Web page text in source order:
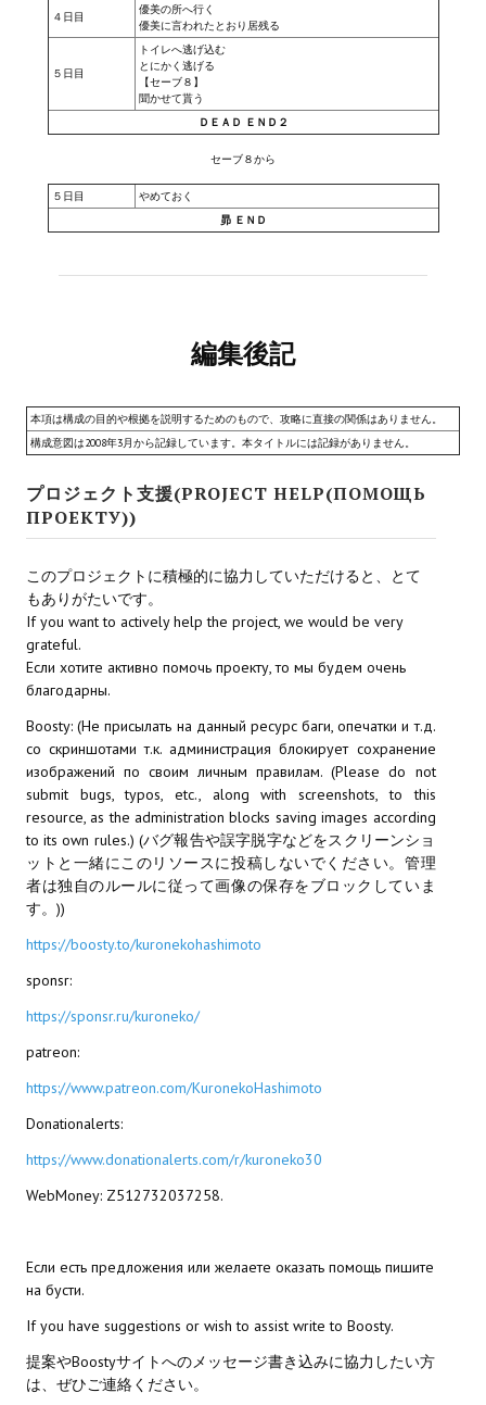
Mass Effect Andromeda
Neverwinter Nights 1
Sims 4
Star Wars Knights of the Old Republic 2
Ведьмак 1
Ведьмак 3
ЦИФРОВЫЕ КОМИКСЫ
EURO comics
Manga List
ЧС
WALKTHROUGH VN
PC 18+
PC 12-17
PC Otome VN
PS3 VN
PS2 VN
Saturn VN
HD REMASTERS (FAN EDITION) (HDリマスター（ファン・エディション）)
４日目
優美の所へ行く
優美に言われたとおり居残る
５日目
トイレへ逃げ込む
とにかく逃げる
【セーブ８】
聞かせて貰う
ＤＥＡＤ ＥＮＤ２
セーブ８から
５日目
やめておく
昴 ＥＮＤ
編集後記
本項は構成の目的や根拠を説明するためのもので、攻略に直接の関係はありません。
構成意図は2008年3月から記録しています。本タイトルには記録がありません。
プロジェクト支援(PROJECT HELP(ПОМОЩЬ
ПРОЕКТУ))
このプロジェクトに積極的に協力していただけると、とて
もありがたいです。
If you want to actively help the project, we would be very
grateful.
Если хотите активно помочь проекту, то мы будем очень
благодарны.
Boosty: (Не присылать на данный ресурс баги, опечатки и т.д.
со скриншотами т.к. администрация блокирует сохранение
изображений по своим личным правилам. (Please do not
submit bugs, typos, etc., along with screenshots, to this
resource, as the administration blocks saving images according
to its own rules.) (バグ報告や誤字脱字などをスクリーンショ
ットと一緒にこのリソースに投稿しないでください。管理
者は独自のルールに従って画像の保存をブロックしていま
す。))
https://boosty.to/kuronekohashimoto
sponsr:
https://sponsr.ru/kuroneko/
patreon:
https://www.patreon.com/KuronekoHashimoto
Donationalerts:
https://www.donationalerts.com/r/kuroneko30
WebMoney: Z512732037258.
Если есть предложения или желаете оказать помощь пишите
на бусти.
If you have suggestions or wish to assist write to Boosty.
提案やBoostyサイトへのメッセージ書き込みに協力したい方
は、ぜひご連絡ください。